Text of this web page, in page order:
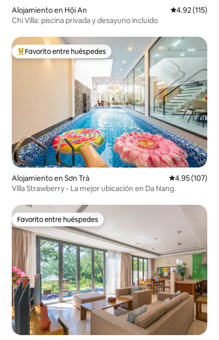
Alojamiento en Hội An Calificación
4.92 (115)
Chi Villa: piscina privada y desayuno incluido
Favorito entre huéspedes preferido
Favorito entre huéspedes
Alojamiento en Sơn Trà Calificación
4.95 (107)
Villa Strawberry - La mejor ubicación en Da Nang.
Favorito entre huéspedes
Favorito entre huéspedes